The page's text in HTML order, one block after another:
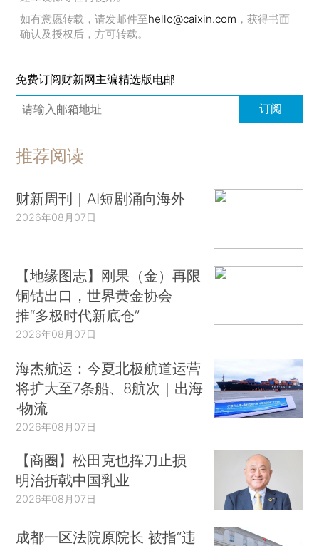
如有意愿转载，请发邮件至hello@caixin.com ，获得书面
确认及授权后，方可转载。
免费订阅财新网主编精选版电邮
订阅
推荐阅读
财新周刊｜AI短剧涌向海外
2026年08月07日
【地缘图志】刚果（金）再限
铜钴出口，世界黄金协会
推“多极时代新底仓”
2026年08月07日
海杰航运：今夏北极航道运营
将扩大至7条船、8航次｜出海
·物流
2026年08月07日
【商圈】松田克也挥刀止损
明治折戟中国乳业
2026年08月07日
成都一区法院原院长 被指“违